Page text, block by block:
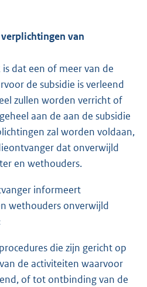
van
dat een of meer van de
de subsidie is verleend
zullen worden verricht of
aan de aan de subsidie
zal worden voldaan,
dat onverwijld
en wethouders.
informeert
wethouders onverwijld
die zijn gericht op
de activiteiten waarvoor
of tot ontbinding van de